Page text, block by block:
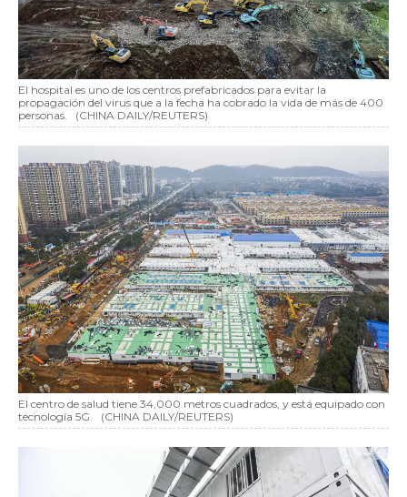
El hospital es uno de los centros prefabricados para evitar la
propagación del virus que a la fecha ha cobrado la vida de más de 400
personas.
(CHINA DAILY/REUTERS)
El centro de salud tiene 34,000 metros cuadrados, y está equipado con
tecnología 5G.
(CHINA DAILY/REUTERS)